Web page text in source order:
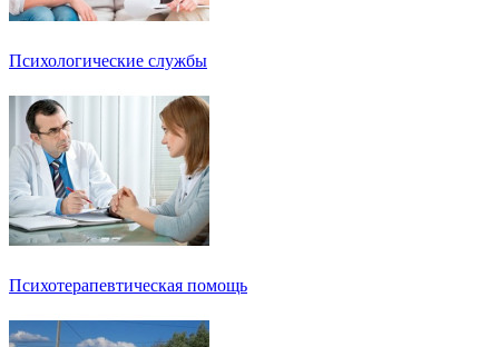
Психологические службы
Психотерапевтическая помощь